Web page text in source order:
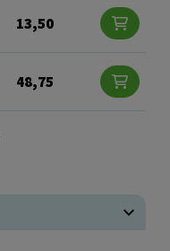
13,50
48,75